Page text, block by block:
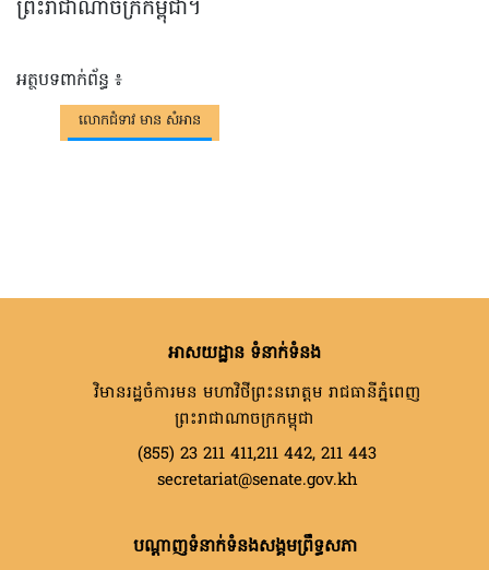
ព្រះរាជាណាចក្រកម្ពុជា។
អត្ថបទពាក់ព័ន្ធ ៖
លោកជំទាវ មាន សំអាន
អាសយដ្ឋាន ទំនាក់ទំនង
វិមានរដ្ឋចំការមន មហាវិថីព្រះនរោត្តម រាជធានីភ្នំពេញ
ព្រះរាជាណាចក្រកម្ពុជា
(855) 23 211 411,211 442, 211 443
secretariat@senate.gov.kh
បណ្តាញទំនាក់ទំនងសង្គមព្រឹទ្ធសភា